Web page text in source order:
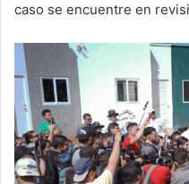
caso se encuentre en